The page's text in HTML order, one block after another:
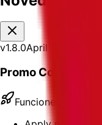
v1.8.0April 7, 2026
Promo Codes
Funciones